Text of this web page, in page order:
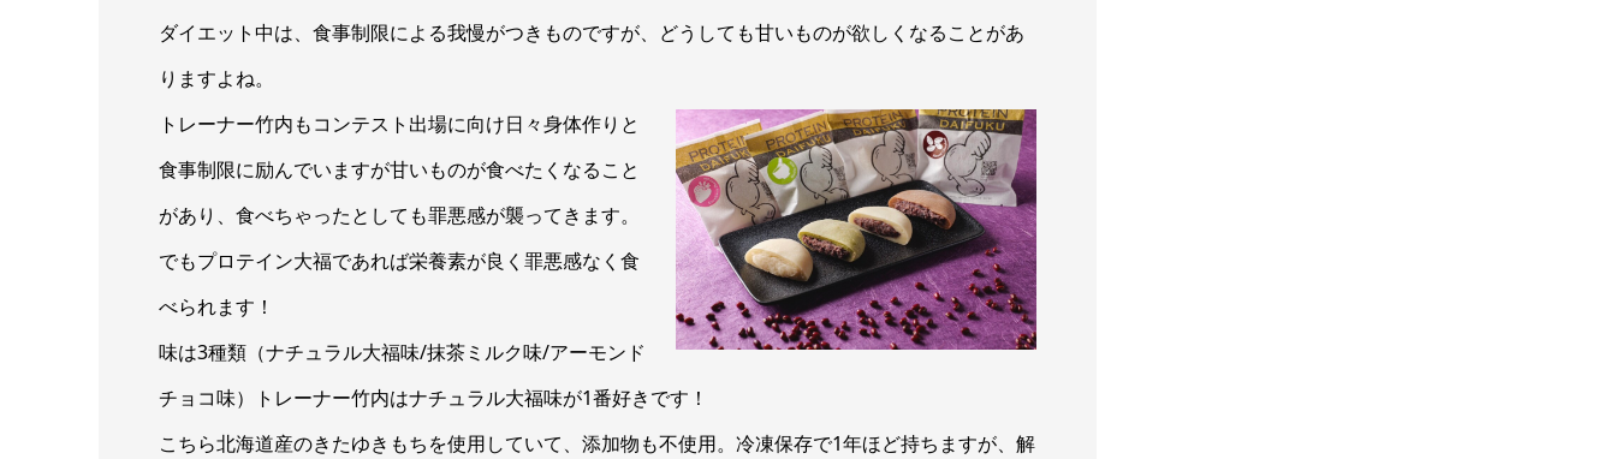
ダイエット中は、食事制限による我慢がつきものですが、どうしても甘いものが欲しくなることがあ
りますよね。
トレーナー竹内もコンテスト出場に向け日々身体作りと
食事制限に励んでいますが甘いものが食べたくなること
があり、食べちゃったとしても罪悪感が襲ってきます。
でもプロテイン大福であれば栄養素が良く罪悪感なく食
べられます！
味は3種類（ナチュラル大福味/抹茶ミルク味/アーモンド
チョコ味）トレーナー竹内はナチュラル大福味が1番好きです！
こちら北海道産のきたゆきもちを使用していて、添加物も不使用。冷凍保存で1年ほど持ちますが、解